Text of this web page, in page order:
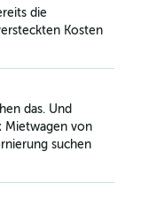
die
Kosten
das. Und
Mietwagen von
suchen